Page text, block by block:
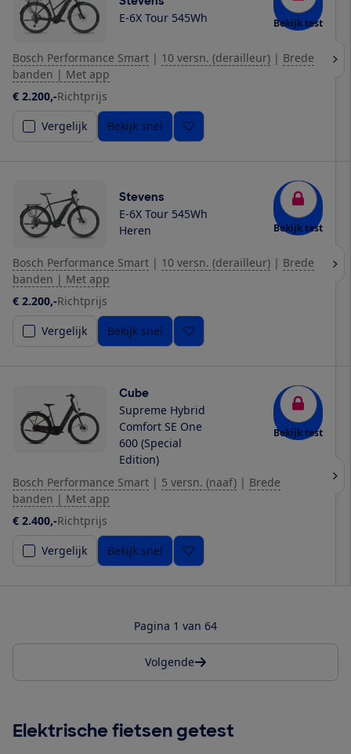
E-6X Tour 545Wh Bekijk test
Bosch Performance Smart | 10 versn. (derailleur) | Brede
banden | Met app
€ 2.200,-Richtprijs
Vergelijk
Bekijk snel
Stevens
E-6X Tour 545Wh
Heren
Bekijk test
Bosch Performance Smart | 10 versn. (derailleur) | Brede
banden | Met app
€ 2.200,-Richtprijs
Vergelijk
Bekijk snel
Cube
Supreme Hybrid
Comfort SE One
600 (Special
Edition)
Bekijk test
Bosch Performance Smart | 5 versn. (naaf) | Brede
banden | Met app
€ 2.400,-Richtprijs
Vergelijk
Bekijk snel
Pagina 1 van 64
Volgende
Elektrische fietsen getest